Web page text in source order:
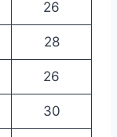
26
28
26
30